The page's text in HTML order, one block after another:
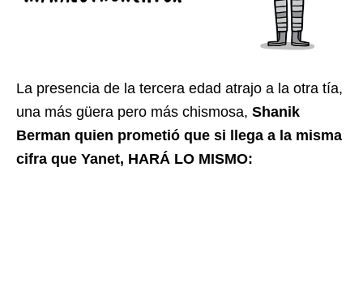
La presencia de la tercera edad atrajo a la otra tía,
una más güera pero más chismosa, Shanik
Berman quien prometió que si llega a la misma
cifra que Yanet, HARÁ LO MISMO: